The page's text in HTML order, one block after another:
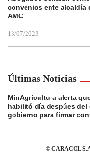
convenios ente alcaldía
AMC
13/07/2023
Últimas Noticias
MinAgricultura alerta
habilitó día despúes del
gobierno para firmar
© CARACOL